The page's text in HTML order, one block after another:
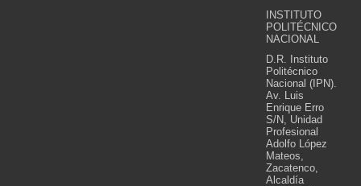
INSTITUTO
POLITÉCNICO
NACIONAL
D.R. Instituto
Politécnico
Nacional (IPN).
Av. Luis
Enrique Erro
S/N, Unidad
Profesional
Adolfo López
Mateos,
Zacatenco,
Alcaldía